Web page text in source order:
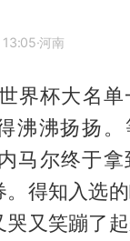
·河南
界杯大名
沸沸扬扬
马尔终于拿
。得知入选
哭又笑蹦了